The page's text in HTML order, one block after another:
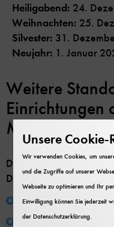
Heiligabend: 24.
Weihnachten: 25.
Silvester: 31.
Neujahr: 1. Januar
Weitere
Einrichtungen
Museums
Die Öffnungszeiten
Deutschen Museums im
Deutsches Museum
Verkehrszentrum
Unsere Cookie-
Wir verwenden Cookies, um
und die Zugriffe auf unserer
Webseite zu optimieren und Ihr
Einwilligung können Sie jederzeit
derDatenschutzerklärung